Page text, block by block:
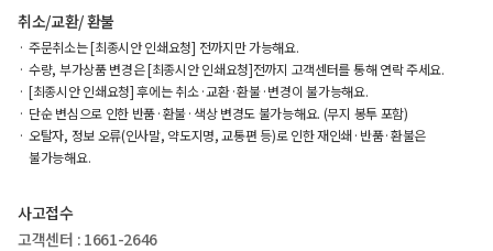
취소/교환/ 환불
주문취소는 [최종시안 인쇄요청] 전까지만 가능해요.
수량, 부가상품 변경은 [최종시안 인쇄요청]전까지 고객센터를 통해 연락 주세요.
[최종시안 인쇄요청] 후에는 취소·교환·환불·변경이 불가능해요.
단순 변심으로 인한 반품·환불·색상 변경도 불가능해요. (무지 봉투 포함)
오탈자, 정보 오류(인사말, 약도지명, 교통편 등)로 인한 재인쇄·반품·환불은
불가능해요.
사고접수
고객센터 : 1661-2646